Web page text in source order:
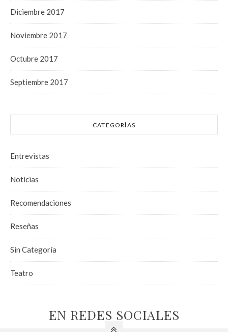
Diciembre 2017
Noviembre 2017
Octubre 2017
Septiembre 2017
CATEGORÍAS
Entrevistas
Noticias
Recomendaciones
Reseñas
Sin Categoría
Teatro
EN REDES SOCIALES